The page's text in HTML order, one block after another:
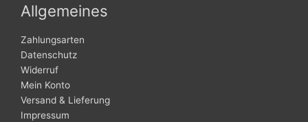
Allgemeines
Zahlungsarten
Datenschutz
Widerruf
Mein Konto
Versand & Lieferung
Impressum